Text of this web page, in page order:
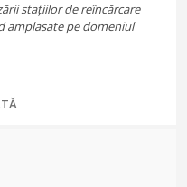
stațiilor de reîncărcare
amplasate pe domeniul